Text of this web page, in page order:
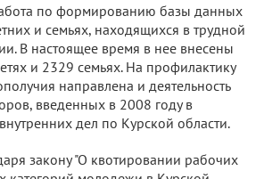
по формированию базы данных
и семьях, находящихся в трудной
В настоящее время в нее внесены
и 2329 семьях. На профилактику
направлена и деятельность
введенных в 2008 году в
дел по Курской области.
закону "О квотировании рабочих